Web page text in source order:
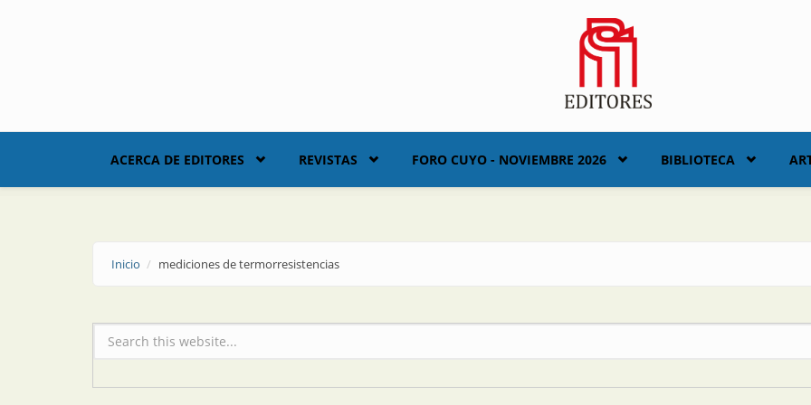
ACERCA DE EDITORES REVISTAS FORO CUYO - NOVIEMBRE 2026 BIBLIOTECA
Inicio mediciones de termorresistencias
Formulario de búsqueda